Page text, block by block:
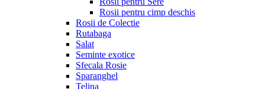
Rosii pentru cimp deschis
Rosii de Colectie
Rutabaga
Salat
Seminte exotice
Sfecala Rosie
Sparanghel
Telina